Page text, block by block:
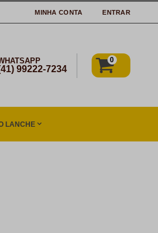
MINHA CONTA ENTRAR
99222-7234
0
LANCHE